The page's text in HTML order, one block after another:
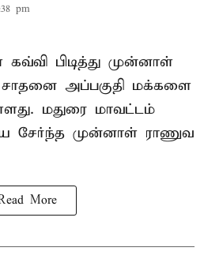
pm
பிடித்து முன்னாள்
அப்பகுதி மக்களை
மதுரை மாவட்டம்
சேர்ந்த முன்னாள் ராணுவ
More